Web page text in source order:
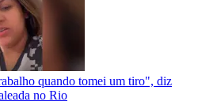
quando tomei um tiro", diz
no Rio